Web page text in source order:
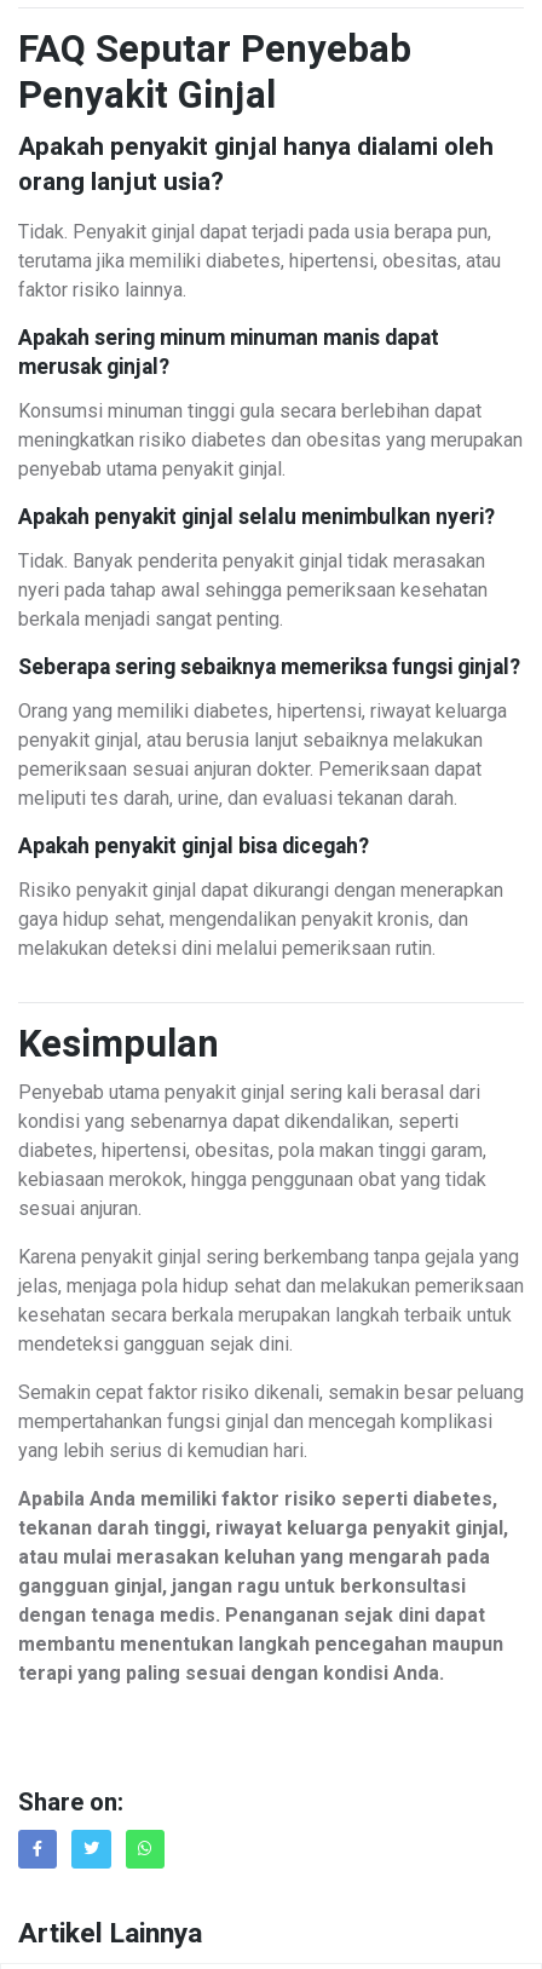
FAQ Seputar Penyebab
Penyakit Ginjal
Apakah penyakit ginjal hanya dialami oleh
orang lanjut usia?
Tidak. Penyakit ginjal dapat terjadi pada usia berapa pun,
terutama jika memiliki diabetes, hipertensi, obesitas, atau
faktor risiko lainnya.
Apakah sering minum minuman manis dapat
merusak ginjal?
Konsumsi minuman tinggi gula secara berlebihan dapat
meningkatkan risiko diabetes dan obesitas yang merupakan
penyebab utama penyakit ginjal.
Apakah penyakit ginjal selalu menimbulkan nyeri?
Tidak. Banyak penderita penyakit ginjal tidak merasakan
nyeri pada tahap awal sehingga pemeriksaan kesehatan
berkala menjadi sangat penting.
Seberapa sering sebaiknya memeriksa fungsi ginjal?
Orang yang memiliki diabetes, hipertensi, riwayat keluarga
penyakit ginjal, atau berusia lanjut sebaiknya melakukan
pemeriksaan sesuai anjuran dokter. Pemeriksaan dapat
meliputi tes darah, urine, dan evaluasi tekanan darah.
Apakah penyakit ginjal bisa dicegah?
Risiko penyakit ginjal dapat dikurangi dengan menerapkan
gaya hidup sehat, mengendalikan penyakit kronis, dan
melakukan deteksi dini melalui pemeriksaan rutin.
Kesimpulan
Penyebab utama penyakit ginjal sering kali berasal dari
kondisi yang sebenarnya dapat dikendalikan, seperti
diabetes, hipertensi, obesitas, pola makan tinggi garam,
kebiasaan merokok, hingga penggunaan obat yang tidak
sesuai anjuran.
Karena penyakit ginjal sering berkembang tanpa gejala yang
jelas, menjaga pola hidup sehat dan melakukan pemeriksaan
kesehatan secara berkala merupakan langkah terbaik untuk
mendeteksi gangguan sejak dini.
Semakin cepat faktor risiko dikenali, semakin besar peluang
mempertahankan fungsi ginjal dan mencegah komplikasi
yang lebih serius di kemudian hari.
Apabila Anda memiliki faktor risiko seperti diabetes,
tekanan darah tinggi, riwayat keluarga penyakit ginjal,
atau mulai merasakan keluhan yang mengarah pada
gangguan ginjal, jangan ragu untuk berkonsultasi
dengan tenaga medis. Penanganan sejak dini dapat
membantu menentukan langkah pencegahan maupun
terapi yang paling sesuai dengan kondisi Anda.
Share on:
Artikel Lainnya